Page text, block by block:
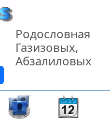
Родословная
Газизовых,
Абзалиловых